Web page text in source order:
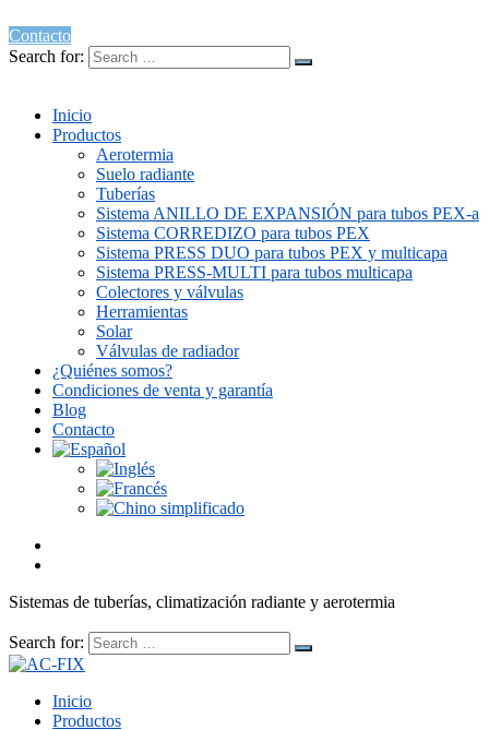
Contacto
Search for:
Inicio
Productos
Aerotermia
Suelo radiante
Tuberías
Sistema ANILLO DE EXPANSIÓN para tubos PEX-a
Sistema CORREDIZO para tubos PEX
Sistema PRESS DUO para tubos PEX y multicapa
Sistema PRESS-MULTI para tubos multicapa
Colectores y válvulas
Herramientas
Solar
Válvulas de radiador
¿Quiénes somos?
Condiciones de venta y garantía
Blog
Contacto
Sistemas de tuberías, climatización radiante y aerotermia
Search for:
Inicio
Productos